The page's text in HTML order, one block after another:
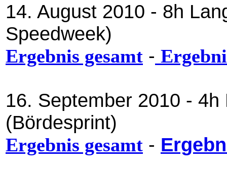
14. August 2010 - 8h
Speedweek)
Ergebnis gesamt -
16. September 2010 -
(Bördesprint)
Ergebnis gesamt -